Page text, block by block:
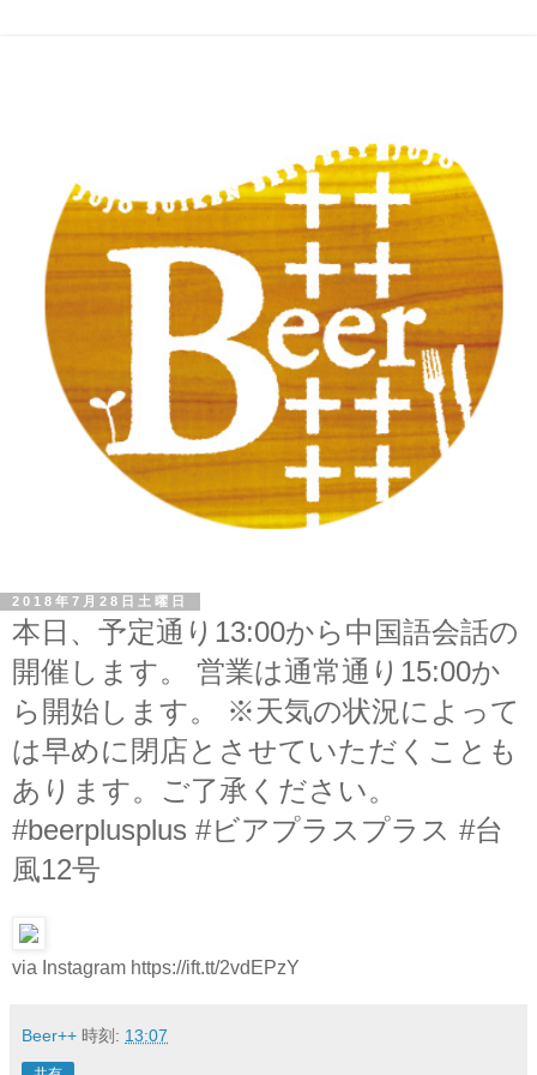
2018年7月28日土曜日
本日、予定通り13:00から中国語会話の
開催します。 営業は通常通り15:00か
ら開始します。 ※天気の状況によって
は早めに閉店とさせていただくことも
あります。ご了承ください。
#beerplusplus #ビアプラスプラス #台
風12号
via Instagram https://ift.tt/2vdEPzY
Beer++ 時刻: 13:07